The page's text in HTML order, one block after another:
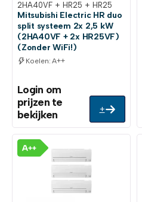
Koelen: A++
2HA40VF + HR25 + HR25
​Mitsubishi Electric HR duo
split systeem 2x 2,5 kW
(2HA40VF + 2x HR25VF)
(Zonder WiFi!)
Login om
prijzen te
bekijken
+